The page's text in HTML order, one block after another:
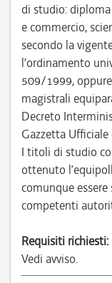
di studio:
e commercio,
secondo la
l’ordinamento
509/1999,
magistrali
Decreto
Gazzetta
I titoli di studio
ottenuto
comunque
competenti
Requisiti richiesti:
Vedi avviso.